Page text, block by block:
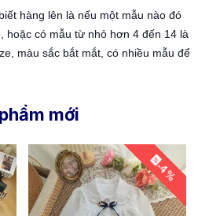
hàng lên là nếu một mẫu nào đó
hoặc có mẫu từ nhỏ hơn 4 đến 14 là
màu sắc bắt mắt, có nhiều mẫu để
mới